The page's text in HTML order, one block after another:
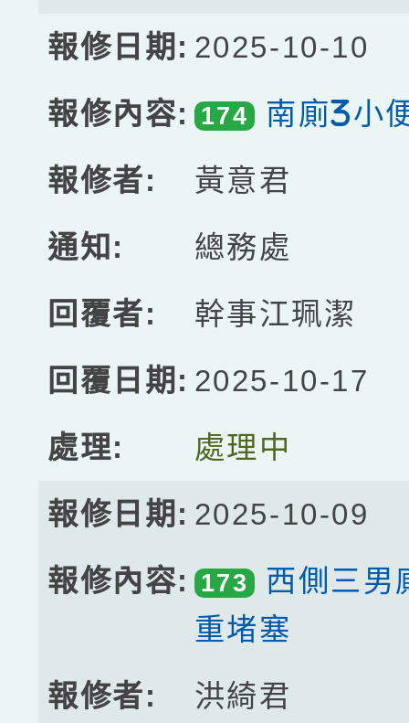
2025-10-10
174 南廁3小
黃意君
總務處
幹事江珮潔
2025-10-17
處理中
2025-10-09
173
西側三男
重堵塞
洪綺君